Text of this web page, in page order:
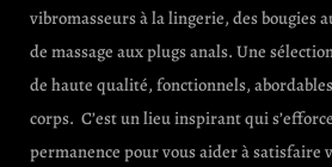
vibromasseurs à la lingerie, des bougies
de massage aux plugs anals. Une
de haute qualité, fonctionnels,
corps. C’est un lieu inspirant qui
permanence pour vous aider à satisfaire